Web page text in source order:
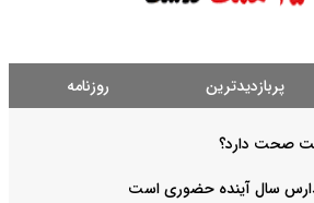
پربازدیدترین روزنامه
صحت دارد؟
سال آینده حضوری است